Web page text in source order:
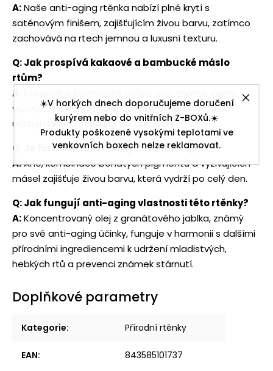
☀️V horkých dnech doporučujeme doručení
kurýrem nebo do vnitřních Z-BOXů.☀️
Produkty poškozené vysokými teplotami ve
venkovních boxech nelze reklamovat.
A:Naše anti-aging rtěnka nabízí plné krytí s
saténovým finišem, zajišťujícím živou barvu, zatímco
zachovává na rtech jemnou a luxusní texturu.
Q: Jak prospívá kakaové a bambucké máslo
rtům?
A:
vyživujícími vlastnostmi, zajišťují saténový finiš a
udržují rty hydratované po celý den.
Q: Je formule této rtěnky dlouhotrvající?
A:Ano, kombinace bohatých pigmentů a vyživujících
másel zajišťuje živou barvu, která vydrží po celý den.
Q: Jak fungují anti-aging vlastnosti této rtěnky?
A:Koncentrovaný olej z granátového jablka, známý
pro své anti-aging účinky, funguje v harmonii s dalšími
přírodními ingrediencemi k udržení mladistvých,
hebkých rtů a prevenci známek stárnutí.
Doplňkové parametry
Kategorie: Přírodní rtěnky
EAN: 843585101737